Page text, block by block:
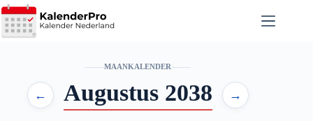
Ga
naar
de
MAANKALENDER
← Augustus 2038 →